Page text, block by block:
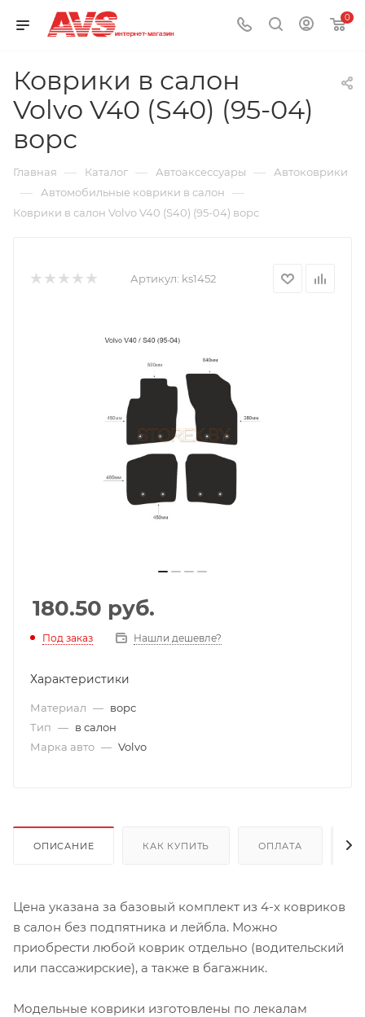
0
Коврики в салон
Volvo V40 (S40) (95-04)
ворс
Главная — Каталог — Автоаксессуары — Автоковрики
— Автомобильные коврики в салон —
Коврики в салон Volvo V40 (S40) (95-04) ворс
Артикул: ks1452
180.50 руб.
Под заказ Нашли дешевле?
Характеристики
Материал — ворс
Тип — в салон
Марка авто — Volvo
ОПИСАНИЕ КАК КУПИТЬ ОПЛАТА
Цена указана за базовый комплект из 4-х ковриков
в салон без подпятника и лейбла. Можно
приобрести любой коврик отдельно (водительский
или пассажирские), а также в багажник.
Модельные коврики изготовлены по лекалам